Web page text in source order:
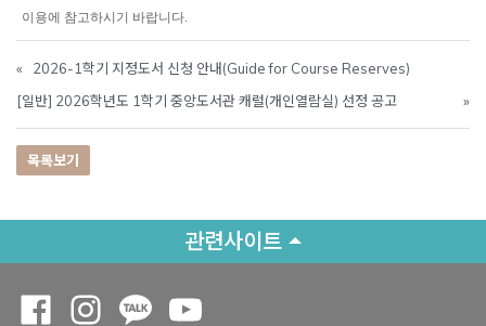
이용에 참고하시기 바랍니다.
«
2026-1학기 지정도서 신청 안내(Guide for Course Reserves)
[일반] 2026학년도 1학기 중앙도서관 캐럴(개인열람실) 선정 공고
»
목록보기
관련사이트
Opens a new window
Opens a new window
Opens a new window